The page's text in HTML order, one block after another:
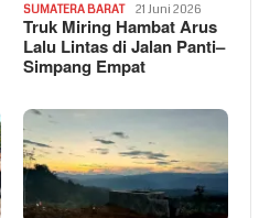
SUMATERA BARAT 21 Juni 2026
Truk Miring Hambat Arus
Lalu Lintas di Jalan Panti–
Simpang Empat